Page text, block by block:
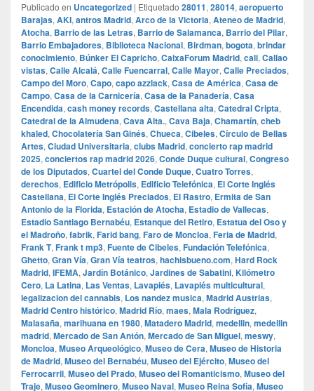
Publicado en Uncategorized | Etiquetado 28011, 28014, aeropuerto
Barajas, AKI, antros Madrid, Arco de la Victoria, Ateneo de Madrid,
Atocha, Barrio de las Letras, Barrio de Salamanca, Barrio del Pilar,
Barrio Embajadores, Biblioteca Nacional, Birdman, bogota, brindar
conocimiento, Búnker El Capricho, CaixaForum Madrid, cali, Callao
vistas, Calle Alcalá, Calle Fuencarral, Calle Mayor, Calle Preciados,
Campo del Moro, Capo, capo azzlack, Casa de América, Casa de
Campo, Casa de la Carnicería, Casa de la Panadería, Casa
Encendida, cash money records, Castellana alta, Catedral Cripta,
Catedral de la Almudena, Cava Alta., Cava Baja, Chamartín, cheb
khaled, Chocolatería San Ginés, Chueca, Cibeles, Círculo de Bellas
Artes, Ciudad Universitaria, clubs Madrid, concierto rap madrid
2025, conciertos rap madrid 2026, Conde Duque cultural, Congreso
de los Diputados, Cuartel del Conde Duque, Cuatro Torres,
derechos, Edificio Metrópolis, Edificio Telefónica, El Corte Inglés
Castellana, El Corte Inglés Preciados, El Rastro, Ermita de San
Antonio de la Florida, Estación de Atocha, Estadio de Vallecas,
Estadio Santiago Bernabéu, Estanque del Retiro, Estatua del Oso y
el Madroño, fabrik, Farid bang, Faro de Moncloa, Feria de Madrid,
Frank T, Frank t mp3, Fuente de Cibeles, Fundación Telefónica,
Ghetto, Gran Vía, Gran Vía teatros, hachisbueno.com, Hard Rock
Madrid, IFEMA, Jardín Botánico, Jardines de Sabatini, Kilómetro
Cero, La Latina, Las Ventas, Lavapiés, Lavapiés multicultural,
legalizacion del cannabis, Los nandez musica, Madrid Austrias,
Madrid Centro histórico, Madrid Río, maes, Mala Rodríguez,
Malasaña, marihuana en 1980, Matadero Madrid, medellin, medellin
madrid, Mercado de San Antón, Mercado de San Miguel, meswy,
Moncloa, Museo Arqueológico, Museo de Cera, Museo de Historia
de Madrid, Museo del Bernabéu, Museo del Ejército, Museo del
Ferrocarril, Museo del Prado, Museo del Romanticismo, Museo del
Traje, Museo Geominero, Museo Naval, Museo Reina Sofía, Museo